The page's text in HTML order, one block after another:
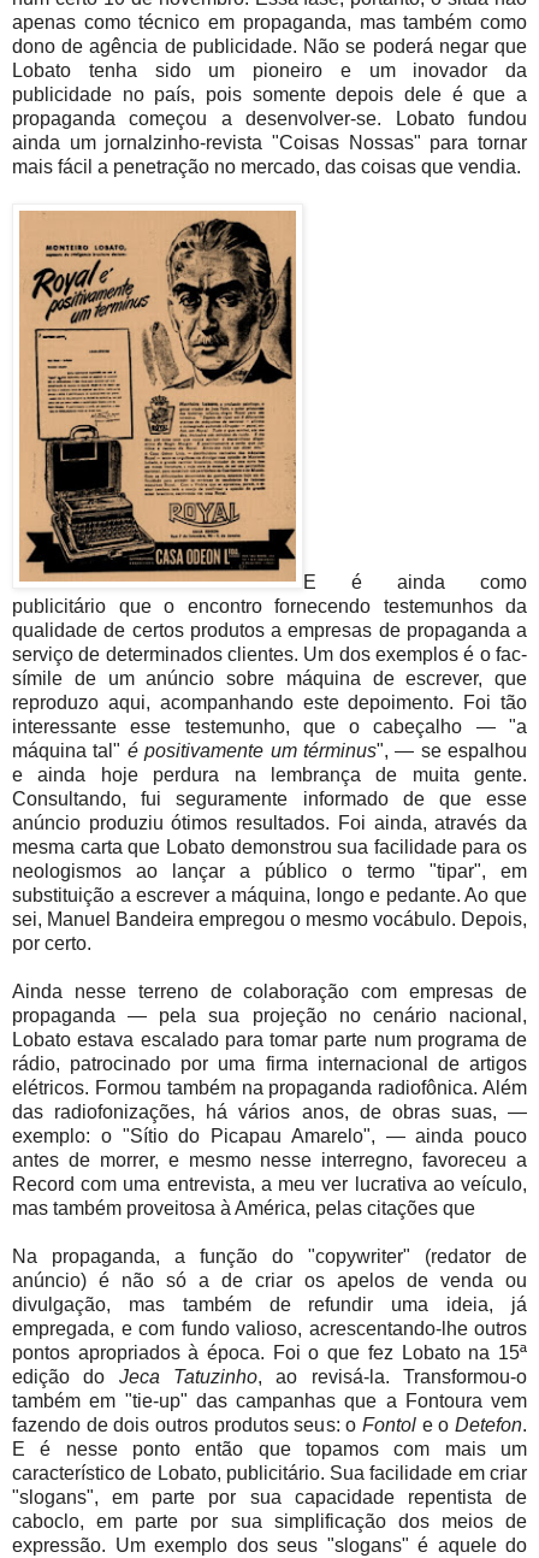
apenas como técnico em propaganda, mas também como
dono de agência de publicidade. Não se poderá negar que
Lobato tenha sido um pioneiro e um inovador da
publicidade no país, pois somente depois dele é que a
propaganda começou a desenvolver-se. Lobato fundou
ainda um jornalzinho-revista "Coisas Nossas" para tornar
mais fácil a penetração no mercado, das coisas que vendia.
E é ainda como
publicitário que o encontro fornecendo testemunhos da
qualidade de certos produtos a empresas de propaganda a
serviço de determinados clientes. Um dos exemplos é o fac-
símile de um anúncio sobre máquina de escrever, que
reproduzo aqui, acompanhando este depoimento. Foi tão
interessante esse testemunho, que o cabeçalho — "a
máquina tal" é positivamente um términus", — se espalhou
e ainda hoje perdura na lembrança de muita gente.
Consultando, fui seguramente informado de que esse
anúncio produziu ótimos resultados. Foi ainda, através da
mesma carta que Lobato demonstrou sua facilidade para os
neologismos ao lançar a público o termo "tipar", em
substituição a escrever a máquina, longo e pedante. Ao que
sei, Manuel Bandeira empregou o mesmo vocábulo. Depois,
por certo.
Ainda nesse terreno de colaboração com empresas de
propaganda — pela sua projeção no cenário nacional,
Lobato estava escalado para tomar parte num programa de
rádio, patrocinado por uma firma internacional de artigos
elétricos. Formou também na propaganda radiofônica. Além
das radiofonizações, há vários anos, de obras suas, —
exemplo: o "Sítio do Picapau Amarelo", — ainda pouco
antes de morrer, e mesmo nesse interregno, favoreceu a
Record com uma entrevista, a meu ver lucrativa ao veículo,
mas também proveitosa à América, pelas citações que
Na propaganda, a função do "copywriter" (redator de
anúncio) é não só a de criar os apelos de venda ou
divulgação, mas também de refundir uma ideia, já
empregada, e com fundo valioso, acrescentando-lhe outros
pontos apropriados à época. Foi o que fez Lobato na 15ª
edição do Jeca Tatuzinho, ao revisá-la. Transformou-o
também em "tie-up" das campanhas que a Fontoura vem
fazendo de dois outros produtos seus: o Fontole oDetefon.
E é nesse ponto então que topamos com mais um
característico de Lobato, publicitário. Sua facilidade em criar
"slogans", em parte por sua capacidade repentista de
caboclo, em parte por sua simplificação dos meios de
expressão. Um exemplo dos seus "slogans" é aquele do